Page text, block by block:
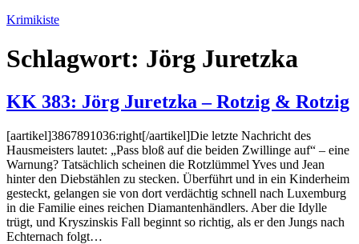
Zum
springen
Krimikiste
Schlagwort: Jörg Juretzka
KK 383: Jörg Juretzka – Rotzig & Rotzig
[aartikel]3867891036:right[/aartikel]Die letzte Nachricht des
Hausmeisters lautet: „Pass bloß auf die beiden Zwillinge auf“ – eine
Warnung? Tatsächlich scheinen die Rotzlümmel Yves und Jean
hinter den Diebstählen zu stecken. Überführt und in ein Kinderheim
gesteckt, gelangen sie von dort verdächtig schnell nach Luxemburg
in die Familie eines reichen Diamantenhändlers. Aber die Idylle
trügt, und Kryszinskis Fall beginnt so richtig, als er den Jungs nach
Echternach folgt…